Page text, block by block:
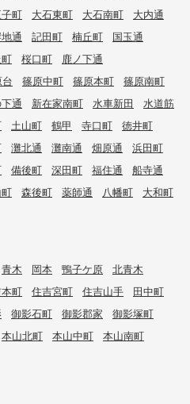
町 大石東町 大石南町
大内通
地通 記田町 楠丘町
国玉通
桜口町
鹿ノ下通
篠原中町 篠原本町
篠原南町
通 新在家南町 水車新田
水道筋
土山町 鶴甲 寺口町
徳井町
灘北通 灘南通 畑原通
浜田町
備後町 深田町 福住通
船寺通
森後町 薬師通 八幡町
大和町
青木 岡本 鴨子ケ原
北青木
町 住吉宮町 住吉山手
田中町
御影石町 御影郡家
御影塚町
本山北町 本山中町
本山南町